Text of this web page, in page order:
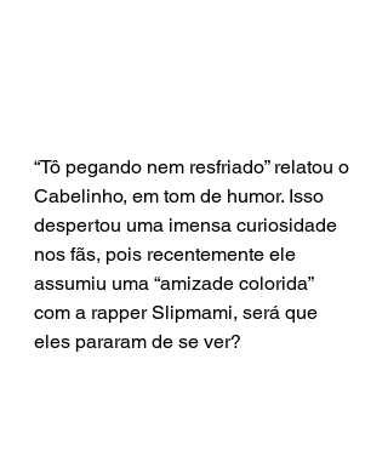
“Tô pegando nem resfriado” relatou o
Cabelinho, em tom de humor. Isso
despertou uma imensa curiosidade
nos fãs, pois recentemente ele
assumiu uma “amizade colorida”
com a rapper Slipmami, será que
eles pararam de se ver?